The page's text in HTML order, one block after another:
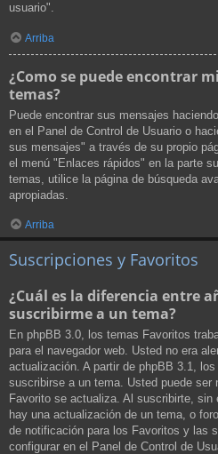
usuario".
Arriba
¿Como se puede encontrar
temas?
Puede encontrar sus mensajes
en el Panel de Control de Usuario o
sus mensajes" a través de su propio
el menú "Enlaces rápidos" en la parte
temas, utilice la página de búsqueda
apropiadas.
Arriba
Suscripciones y Favoritos
¿Cuál es la diferencia entre
suscribirme a un tema?
En phpBB 3.0, los temas Favoritos
para el navegador web. Usted no era
actualización. A partir de phpBB 3.1,
suscribirse a un tema. Usted puede ser
Favorito se actualiza. Al suscribirte, sin
hay una actualización de un tema, o
de notificación para los Favoritos y las
configurar en el Panel de Control de